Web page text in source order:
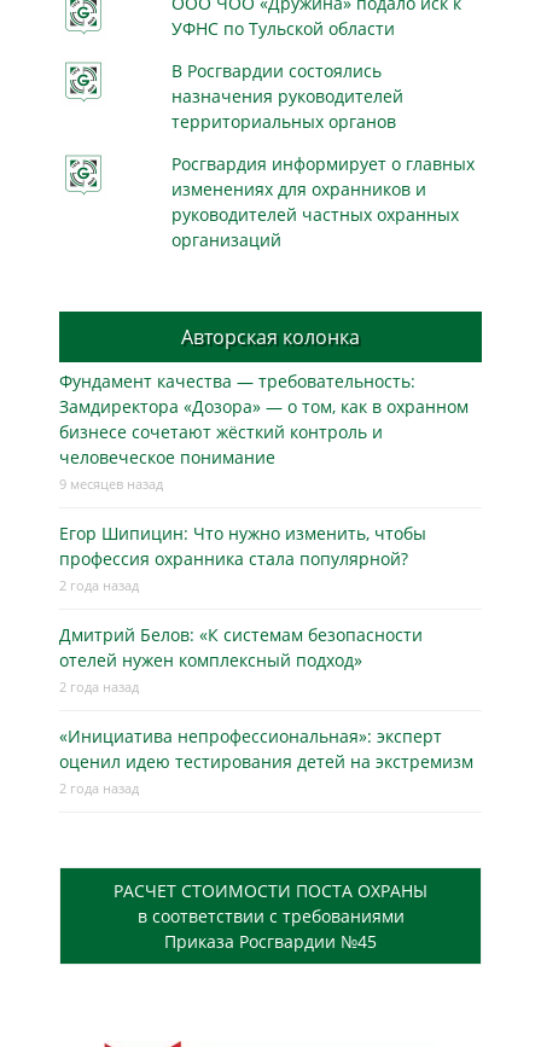
УФНС по Тульской области
В Росгвардии состоялись
назначения руководителей
территориальных органов
Росгвардия информирует о главных
изменениях для охранников и
руководителей частных охранных
организаций
Авторская колонка
Фундамент качества — требовательность:
Замдиректора «Дозора» — о том, как в охранном
бизнесe сочетают жёсткий контроль и
человеческое понимание
9 месяцев назад
Егор Шипицин: Что нужно изменить, чтобы
профессия охранника стала популярной?
2 года назад
Дмитрий Белов: «К системам безопасности
отелей нужен комплексный подход»
2 года назад
«Инициатива непрофессиональная»: эксперт
оценил идею тестирования детей на экстремизм
2 года назад
РАСЧЕТ СТОИМОСТИ ПОСТА ОХРАНЫ
в соответствии с требованиями
Приказа Росгвардии №45